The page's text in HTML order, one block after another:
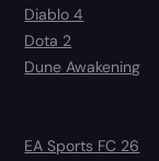
Diablo 4
Dota 2
Dune Awakening
EA Sports FC 26